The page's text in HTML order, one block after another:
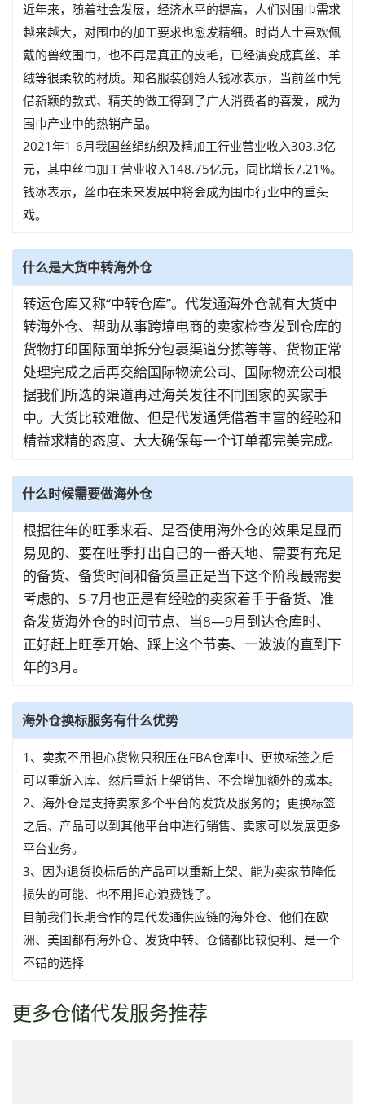
近年来，随着社会发展，经济水平的提高，人们对围巾需求
越来越大，对围巾的加工要求也愈发精细。时尚人士喜欢佩
戴的兽纹围巾，也不再是真正的皮毛，已经演变成真丝、羊
绒等很柔软的材质。知名服装创始人钱冰表示，当前丝巾凭
借新颖的款式、精美的做工得到了广大消费者的喜爱，成为
围巾产业中的热销产品。
2021年1-6月我国丝绢纺织及精加工行业营业收入303.3亿
元，其中丝巾加工营业收入148.75亿元，同比增长7.21%。
钱冰表示，丝巾在未来发展中将会成为围巾行业中的重头
戏。
什么是大货中转海外仓
转运仓库又称“中转仓库”。代发通海外仓就有大货中
转海外仓、帮助从事跨境电商的卖家检查发到仓库的
货物打印国际面单拆分包裹渠道分拣等等、货物正常
处理完成之后再交給国际物流公司、国际物流公司根
据我们所选的渠道再过海关发往不同国家的买家手
中。大货比较难做、但是代发通凭借着丰富的经验和
精益求精的态度、大大确保每一个订单都完美完成。
什么时候需要做海外仓
根据往年的旺季来看、是否使用海外仓的效果是显而
易见的、要在旺季打出自己的一番天地、需要有充足
的备货、备货时间和备货量正是当下这个阶段最需要
考虑的、5-7月也正是有经验的卖家着手于备货、准
备发货海外仓的时间节点、当8—9月到达仓库时、
正好赶上旺季开始、踩上这个节奏、一波波的直到下
年的3月。
海外仓换标服务有什么优势
1、卖家不用担心货物只积压在FBA仓库中、更换标签之后
可以重新入库、然后重新上架销售、不会增加额外的成本。
2、海外仓是支持卖家多个平台的发货及服务的；更换标签
之后、产品可以到其他平台中进行销售、卖家可以发展更多
平台业务。
3、因为退货换标后的产品可以重新上架、能为卖家节降低
损失的可能、也不用担心浪费钱了。
目前我们长期合作的是代发通供应链的海外仓、他们在欧
洲、美国都有海外仓、发货中转、仓储都比较便利、是一个
不错的选择
更多仓储代发服务推荐